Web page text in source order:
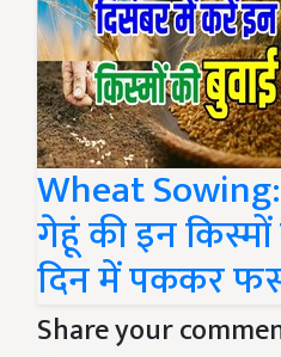
Wheat
गेहूं की इन
दिन में पककर
Share your